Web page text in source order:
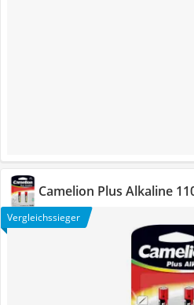
Camelion Plus Alkaline
Vergleichssieger